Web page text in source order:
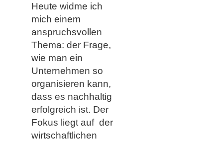
Heute widme ich
mich einem
anspruchsvollen
Thema: der Frage,
wie man ein
Unternehmen so
organisieren kann,
dass es nachhaltig
erfolgreich ist. Der
Fokus liegt auf der
wirtschaftlichen